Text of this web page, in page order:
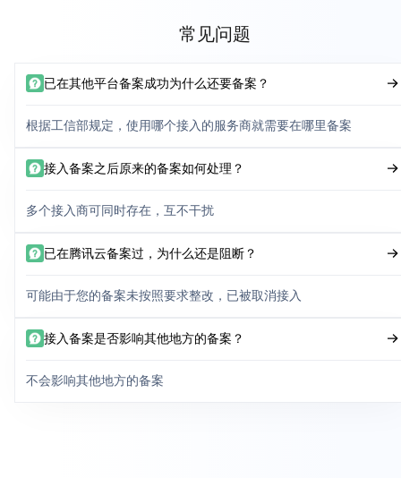
常见问题
已在其他平台备案成功为什么还要备案？
根据工信部规定，使用哪个接入的服务商就需要在哪里备案
接入备案之后原来的备案如何处理？
多个接入商可同时存在，互不干扰
已在腾讯云备案过，为什么还是阻断？
可能由于您的备案未按照要求整改，已被取消接入
接入备案是否影响其他地方的备案？
不会影响其他地方的备案